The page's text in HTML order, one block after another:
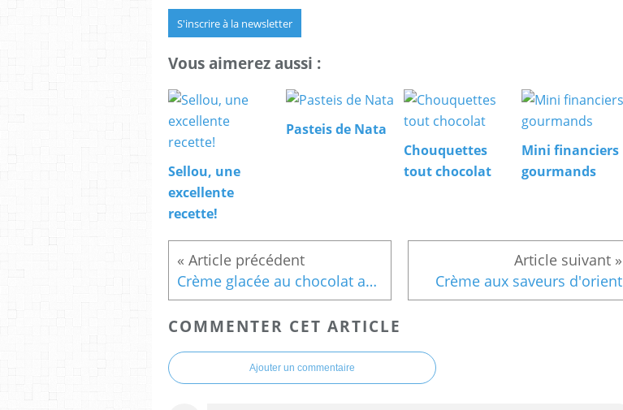
S'inscrire à la newsletter
Vous aimerez aussi :
Sellou, une
excellente
recette!
Pasteis de Nata
Chouquettes
tout chocolat
Mini financiers
gourmands
Crème glacée au chocolat au lait Crème aux saveurs d'orient
COMMENTER CET ARTICLE
Ajouter un commentaire